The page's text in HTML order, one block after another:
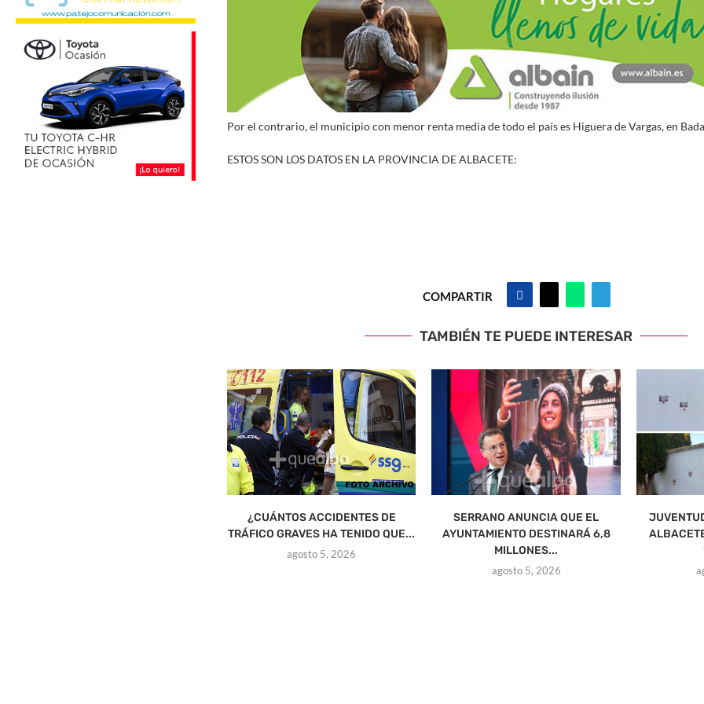
Por el contrario, el municipio con menor renta media de todo el país es Higuera de Vargas, en
ESTOS SON LOS DATOS EN LA PROVINCIA DE ALBACETE:
COMPARTIR
TAMBIÉN TE PUEDE INTERESAR
¿CUÁNTOS ACCIDENTES DE
TRÁFICO GRAVES HA TENIDO QUE...
agosto 5, 2026
SERRANO ANUNCIA QUE EL
AYUNTAMIENTO DESTINARÁ 6,8
MILLONES...
agosto 5, 2026